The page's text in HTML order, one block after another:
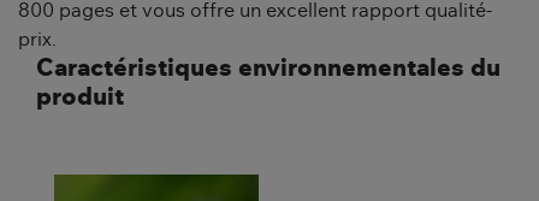
800 pages et vous offre un excellent rapport qualité-
prix.
Caractéristiques environnementales du
produit